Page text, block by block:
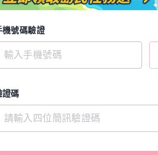
機號碼驗證
證碼